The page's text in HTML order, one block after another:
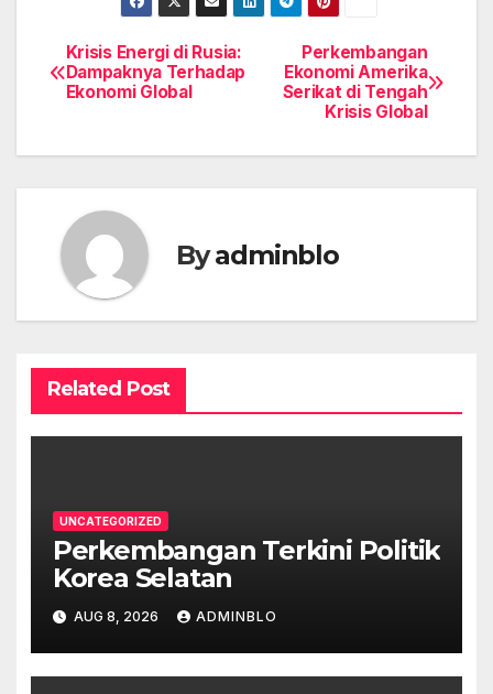
Post
navigation
Perkembangan
Ekonomi Amerika
Serikat di Tengah
Krisis Global
Krisis Energi di Rusia:
Dampaknya Terhadap
Ekonomi Global
Byadminblo
Related Post
UNCATEGORIZED
Perkembangan Terkini Politik
Korea Selatan
AUG 8, 2026 ADMINBLO